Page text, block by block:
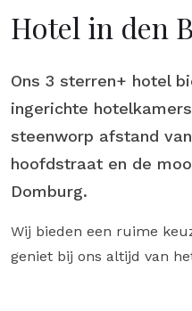
Hotel in den
Ons 3 sterren+ hotel
ingerichte
steenworp afstand
hoofdstraat en de
Domburg.
Wij bieden een ruime
geniet bij ons altijd van